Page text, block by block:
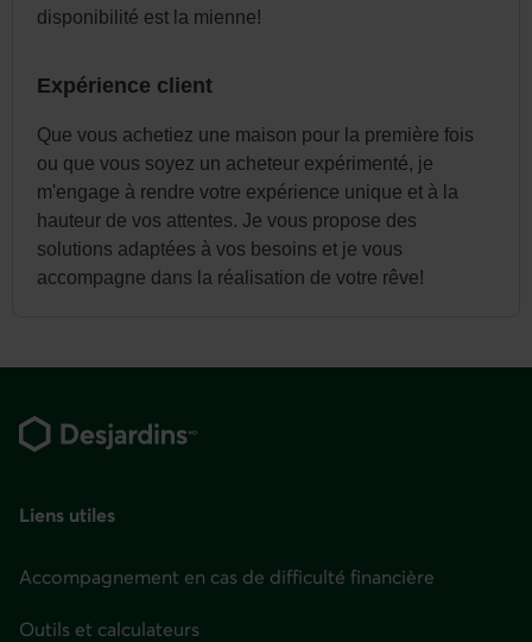
disponibilité est la mienne!
Expérience client
Que vous achetiez une maison pour la première fois
ou que vous soyez un acheteur expérimenté, je
m'engage à rendre votre expérience unique et à la
hauteur de vos attentes. Je vous propose des
solutions adaptées à vos besoins et je vous
accompagne dans la réalisation de votre rêve!
de
Liens utiles
Accompagnement en cas de difficulté financière
Outils et calculateurs